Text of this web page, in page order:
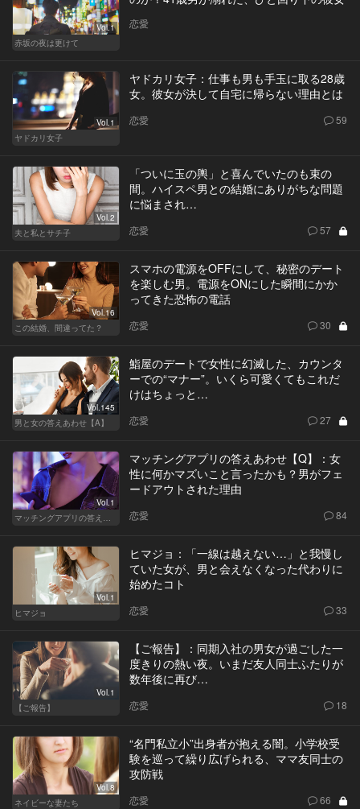
Vol.1
赤坂の夜は更けて
恋愛
Vol.1
ヤドカリ女子
ヤドカリ女子：仕事も男も手玉に取る28歳
女。彼女が決して自宅に帰らない理由とは
恋愛 59
Vol.2
夫と私とサチ子
「ついに玉の輿」と喜んでいたのも束の
間。ハイスペ男との結婚にありがちな問題
に悩まされ…
恋愛 57
Vol.16
この結婚、間違ってた？
スマホの電源をOFFにして、秘密のデート
を楽しむ男。電源をONにした瞬間にかか
ってきた恐怖の電話
恋愛 30
Vol.145
男と女の答えあわせ【A】
鮨屋のデートで女性に幻滅した、カウンタ
ーでの“マナー”。いくら可愛くてもこれだ
けはちょっと…
恋愛 27
Vol.1
マッチングアプリの答えあわせ【Q】
マッチングアプリの答えあわせ【Q】：女
性に何かマズいこと言ったかも？男がフェ
ードアウトされた理由
恋愛 84
Vol.1
ヒマジョ
ヒマジョ：「一線は越えない…」と我慢し
ていた女が、男と会えなくなった代わりに
始めたコト
恋愛 33
Vol.1
【ご報告】
【ご報告】：同期入社の男女が過ごした一
度きりの熱い夜。いまだ友人同士ふたりが
数年後に再び…
恋愛 18
Vol.8
ネイビーな妻たち
“名門私立小”出身者が抱える闇。小学校受
験を巡って繰り広げられる、ママ友同士の
攻防戦
恋愛 66